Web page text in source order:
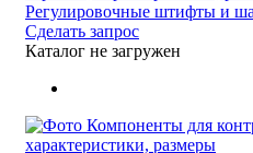
Регулировочные штифты и
Сделать запрос
Каталог не загружен